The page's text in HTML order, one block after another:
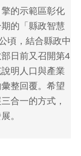
的示範區彰化
的「縣政智慧
頃，結合縣政中
日前又召開第4
明人口與產業
整回覆。希望
合一的方式，
。